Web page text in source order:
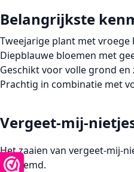
Belangrijkste
Tweejarige plant met vroege
Diepblauwe bloemen met
Geschikt voorvolle grond en
Prachtig in combinatie met
Vergeet-mij-
Het zaaien van vergeet-mij-
ontkiemd.